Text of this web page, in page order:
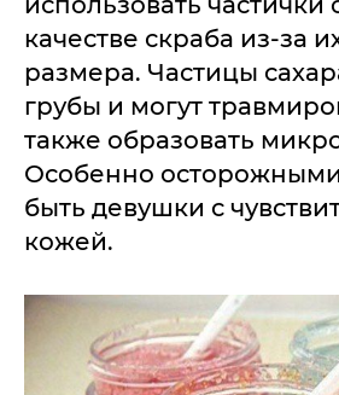
качестве скраба из-за
размера. Частицы
грубы и могут
также образовать
Особенно
быть девушки с
кожей.